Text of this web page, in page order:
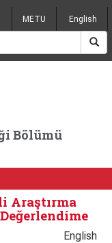
METU English
Bölümü
Araştırma
English